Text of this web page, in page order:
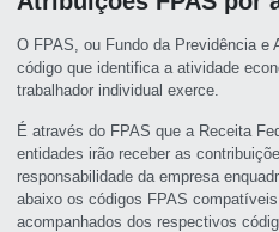
O FPAS, ou Fundo da Previdência
código que identifica a atividade
trabalhador individual exerce.
É através do FPAS que a Receita
entidades irão receber as
responsabilidade da empresa
abaixo os códigos FPAS
acompanhados dos respectivos